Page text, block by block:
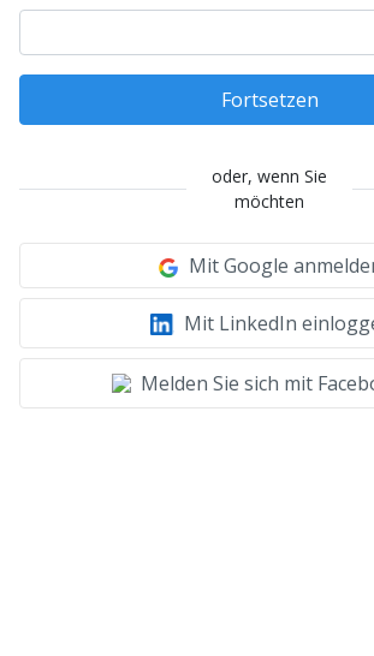
Fortsetzen
oder, wenn Sie
möchten
Mit Google
Mit LinkedIn
Melden Sie sich mit